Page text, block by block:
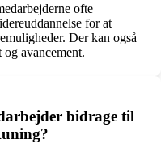
ofte
for at
Der kan også
avancement.
bidrage til